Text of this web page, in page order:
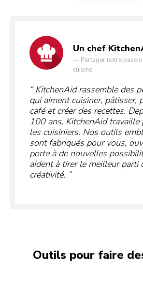
Un chef
— Partager notre
cuisine
KitchenAid rassemble des
qui aiment cuisiner, pâtisser,
café et créer des recettes.
100 ans, KitchenAid travaille
les cuisiniers. Nos outils
sont fabriqués pour vous,
porte à de nouvelles
aident à tirer le meilleur parti
créativité.
Outils pour faire